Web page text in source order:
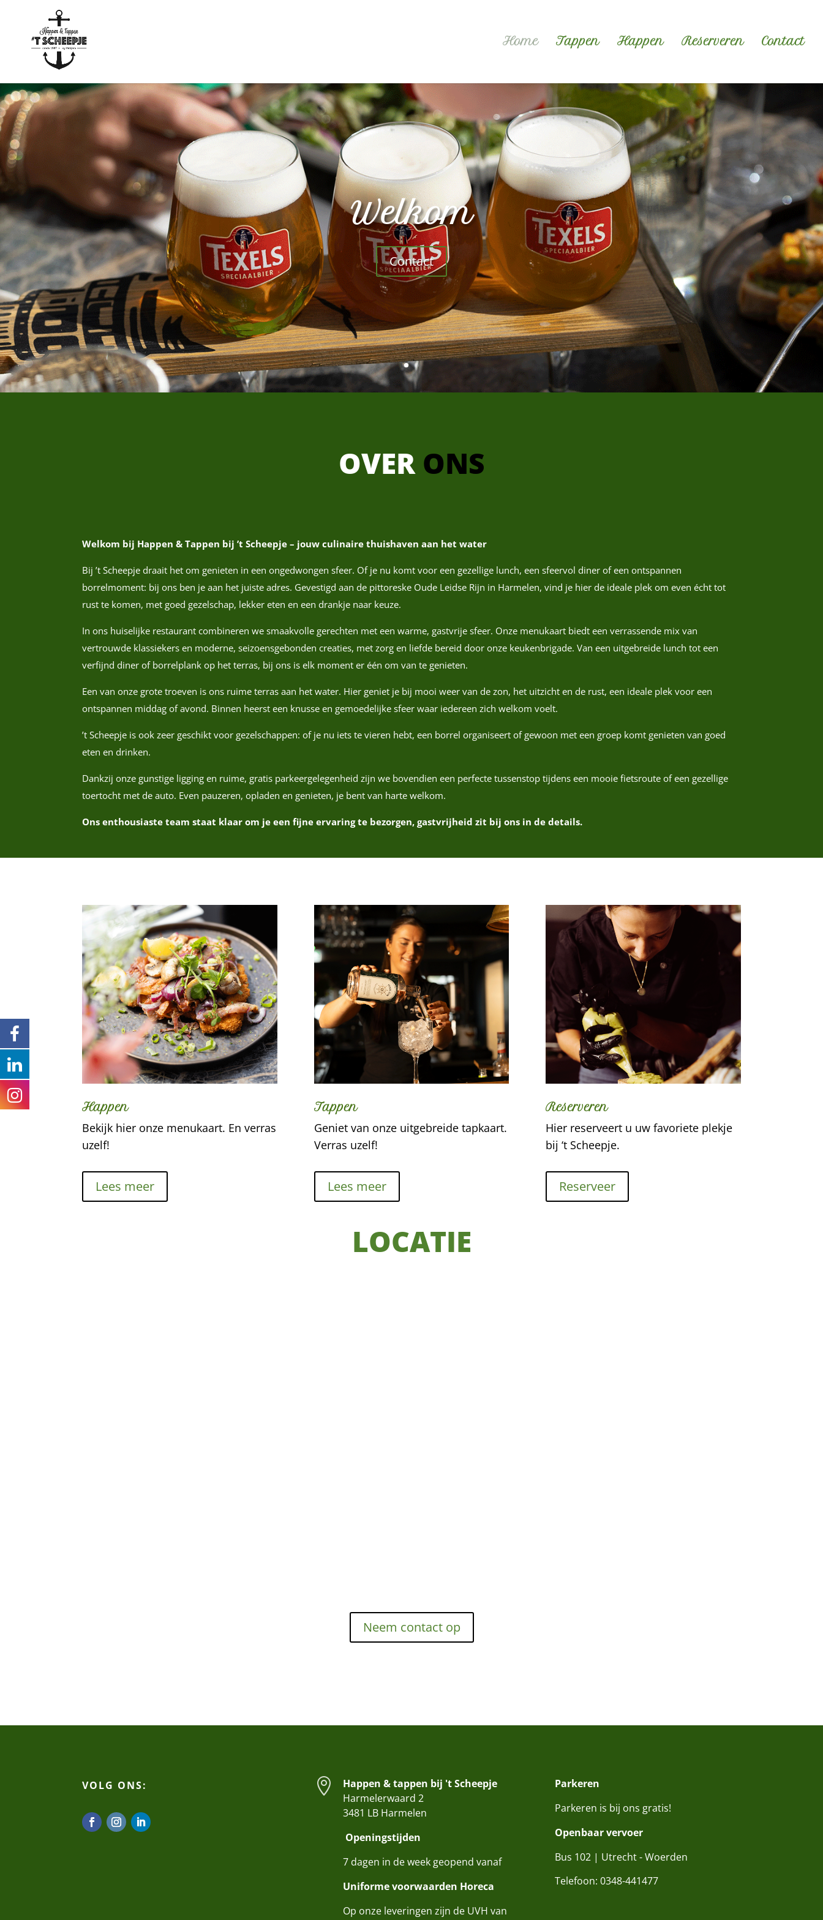
Home Tappen Happen Reserveren Contact
Welkom
Contact
OVER ONS
Welkom bij Happen & Tappen bij ’t Scheepje – jouw culinaire thuishaven aan het water
Bij ’t Scheepje draait het om genieten in een ongedwongen sfeer. Of je nu komt voor een gezellige lunch, een sfeervol diner of een ontspannen
borrelmoment: bij ons ben je aan het juiste adres. Gevestigd aan de pittoreske Oude Leidse Rijn in Harmelen, vind je hier de ideale plek om even écht tot
rust te komen, met goed gezelschap, lekker eten en een drankje naar keuze.
In ons huiselijke restaurant combineren we smaakvolle gerechten met een warme, gastvrije sfeer. Onze menukaart biedt een verrassende mix van
vertrouwde klassiekers en moderne, seizoensgebonden creaties, met zorg en liefde bereid door onze keukenbrigade. Van een uitgebreide lunch tot een
verfijnd diner of borrelplank op het terras, bij ons is elk moment er één om van te genieten.
Een van onze grote troeven is ons ruime terras aan het water. Hier geniet je bij mooi weer van de zon, het uitzicht en de rust, een ideale plek voor een
ontspannen middag of avond. Binnen heerst een knusse en gemoedelijke sfeer waar iedereen zich welkom voelt.
’t Scheepje is ook zeer geschikt voor gezelschappen: of je nu iets te vieren hebt, een borrel organiseert of gewoon met een groep komt genieten van goed
eten en drinken.
Dankzij onze gunstige ligging en ruime, gratis parkeergelegenheid zijn we bovendien een perfecte tussenstop tijdens een mooie fietsroute of een gezellige
toertocht met de auto. Even pauzeren, opladen en genieten, je bent van harte welkom.
Ons enthousiaste team staat klaar om je een fijne ervaring te bezorgen, gastvrijheid zit bij ons in de details.
Happen
Bekijk hier onze menukaart. En verras
uzelf!
Lees meer
Tappen
Geniet van onze uitgebreide tapkaart.
Verras uzelf!
Lees meer
Reserveren
Hier reserveert u uw favoriete plekje
bij ‘t Scheepje.
Reserveer
LOCATIE
Neem contact op
VOLG ONS: 
Happen & tappen bij 't Scheepje
Harmelerwaard 2
3481 LB Harmelen
Openingstijden
7 dagen in de week geopend vanaf
Uniforme voorwaarden Horeca
Op onze leveringen zijn de UVH van
Parkeren
Parkeren is bij ons gratis!
Openbaar vervoer
Bus 102 | Utrecht - Woerden
Telefoon:0348-441477